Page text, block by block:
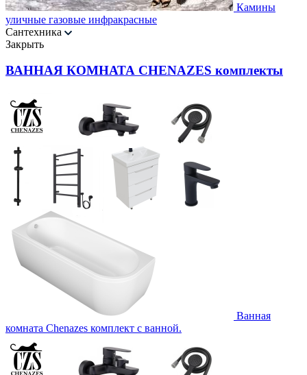
Камины
уличные газовые инфракрасные
Сантехника
Закрыть
ВАННАЯ КОМНАТА CHENAZES комплекты
Ванная
комната Chenazes комплект с ванной.